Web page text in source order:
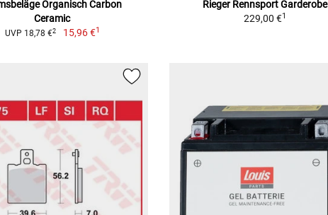
Organisch Carbon
Ceramic
UVP 18,78 €2 15,96 €1
Rieger Rennsport Garderobe
229,00 €1